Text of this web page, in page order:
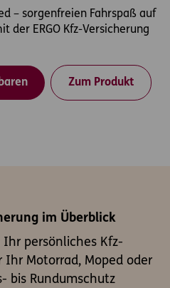
– sorgenfreien Fahrspaß auf
der ERGO Kfz-Versicherung
Zum Produkt
im Überblick
Ihr persönliches Kfz-
Ihr Motorrad, Moped oder
bis Rundumschutz